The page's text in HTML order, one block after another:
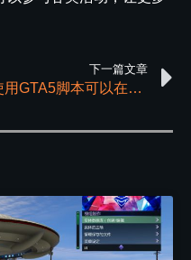
下一篇文章
使用GTA5脚本可以在游戏中起到哪些作用？